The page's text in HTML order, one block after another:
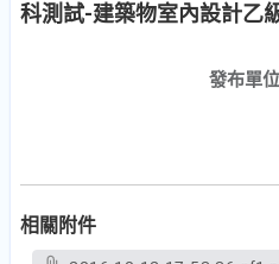
科測試-建築物室內設計乙
發布單位
相關附件